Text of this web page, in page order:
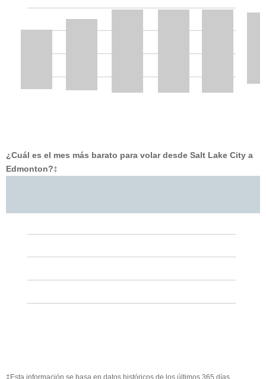
¿Cuál es el mes más barato para volar desde Salt Lake City a
Edmonton?‡